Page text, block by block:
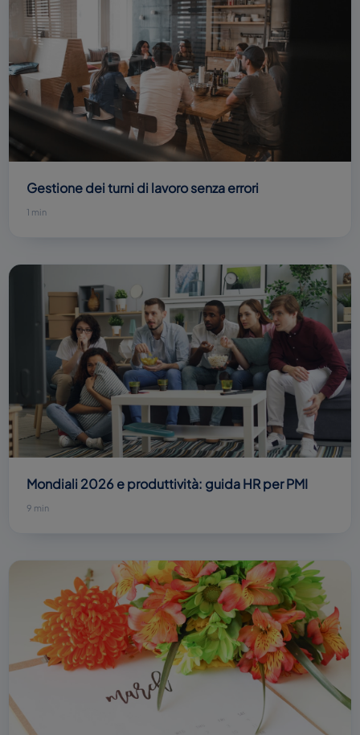
Gestione dei turni di lavoro senza errori
1 min
Mondiali 2026 e produttività: guida HR per PMI
9 min